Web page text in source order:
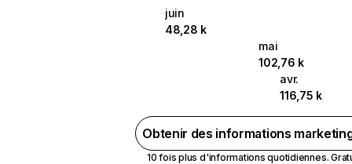
juin
48,28 k
mai
102,76 k
avr.
116,75 k
Obtenir des informations
10 fois plus d'informations quotidiennes.